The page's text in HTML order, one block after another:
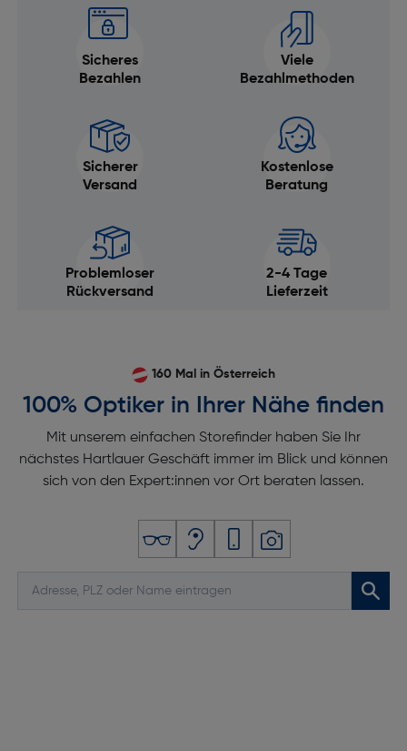
Sicheres
Bezahlen
Viele
Bezahlmethoden
Sicherer
Versand
Kostenlose
Beratung
Problemloser
Rückversand
2-4 Tage
Lieferzeit
160 Mal in Österreich
100% Optiker in Ihrer Nähe finden
Mit unserem einfachen Storefinder haben Sie Ihr
nächstes Hartlauer Geschäft immer im Blick und können
sich von den Expert:innen vor Ort beraten lassen.